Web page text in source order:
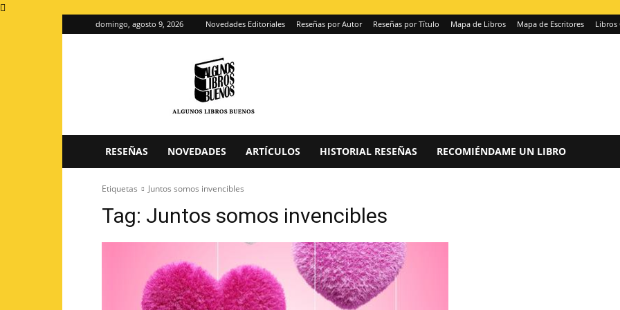
domingo, agosto 9, 2026 Novedades Editoriales Reseñas por Autor Reseñas por Título Mapa de Libros Mapa de Escritores Libros
de
reseñas
RESEÑAS NOVEDADES ARTÍCULOS HISTORIAL RESEÑAS RECOMIÉNDAME UN LIBRO
Etiquetas Juntos somos invencibles
Tag: Juntos somos invencibles